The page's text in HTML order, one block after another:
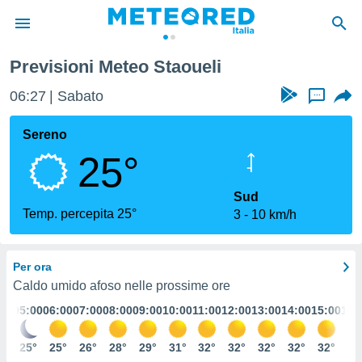
di
per
le
di
le
Previsioni Meteo Staoueli
06:27 Sabato ...
Sereno
25°
Temp. percepita 25°
Sud
3
10 km/h
Per ora
Caldo umido afoso nelle prossime ore
05:00
25°
06:00
25°
07:00
26°
08:00
28°
09:00
29°
10:00
31°
11:00
32°
12:00
32°
13:00
32°
14:00
32°
15:00
32°